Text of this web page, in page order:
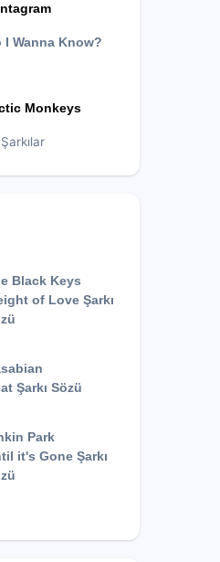
I Wanna Know?
Monkeys
Black Keys
of Love Şarkı
Şarkı Sözü
Park
it's Gone Şarkı